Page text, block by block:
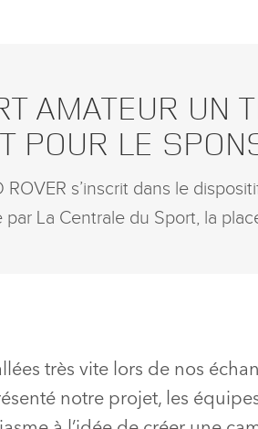
SHARE
AMATEUR UN
POUR LE
ROVER s’inscrit dans le
par La Centrale du Sport, la
très vite lors de nos
notre projet, les